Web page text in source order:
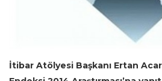
İtibar Atölyesi Başkanı Ertan